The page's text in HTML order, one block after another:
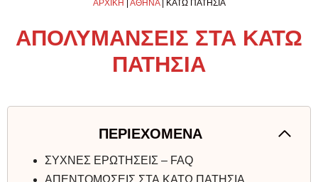
ΑΡΧΙΚΗ | ΑΘΗΝΑ| ΚΑΤΩ ΠΑΤΗΣΙΑ
ΑΠΟΛΥΜΑΝΣΕΙΣ ΣΤΑ ΚΑΤΩ
ΠΑΤΗΣΙΑ
ΠΕΡΙΕΧΟΜΕΝΑ
ΣΥΧΝΕΣ ΕΡΩΤΗΣΕΙΣ – FAQ
ΑΠΕΝΤΟΜΩΣΕΙΣ ΣΤΑ ΚΑΤΩ ΠΑΤΗΣΙΑ